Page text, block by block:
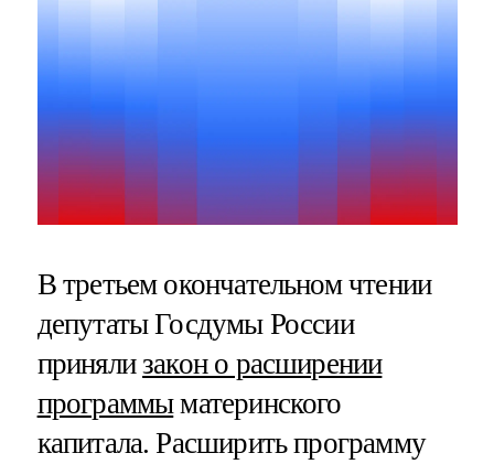
В третьем окончательном чтении
депутаты Госдумы России
принялизакон о расширении
программыматеринского
капитала. Расширить программу